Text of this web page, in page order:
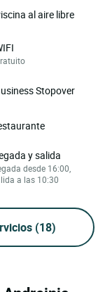
al aire libre
Stopover
y salida
desde 16:00,
a las 10:30
(18)